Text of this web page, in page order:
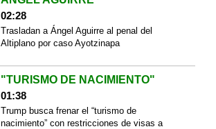
02:28
Trasladan a Ángel Aguirre al penal del
Altiplano por caso Ayotzinapa
"TURISMO DE NACIMIENTO"
01:38
Trump busca frenar el “turismo de
nacimiento” con restricciones de visas a